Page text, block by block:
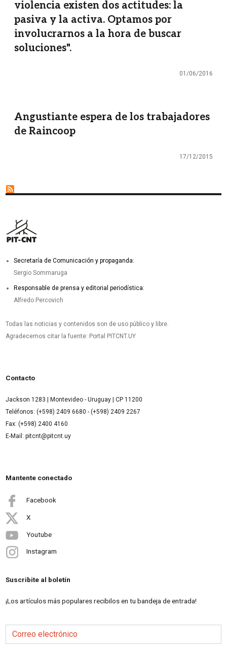
violencia existen dos actitudes: la
pasiva y la activa. Optamos por
involucrarnos a la hora de buscar
soluciones".
01/06/2016
Angustiante espera de los trabajadores
de Raincoop
17/12/2015
Secretaría de Comunicación y propaganda:
Sergio Sommaruga
Responsable de prensa y editorial periodística:
Alfredo Percovich
Todas las noticias y contenidos son de uso público y libre.
Agradecemos citar la fuente: Portal PITCNT.UY
Contacto
Jackson 1283 | Montevideo - Uruguay | CP 11200
Teléfonos: (+598) 2409 6680 - (+598) 2409 2267
Fax: (+598) 2400 4160
E-Mail: pitcnt@pitcnt.uy
Mantente conectado
Facebook
X
Youtube
Instagram
Suscribite al boletín
¡Los artículos más populares recibilos en tu bandeja de entrada!
Correo electrónico